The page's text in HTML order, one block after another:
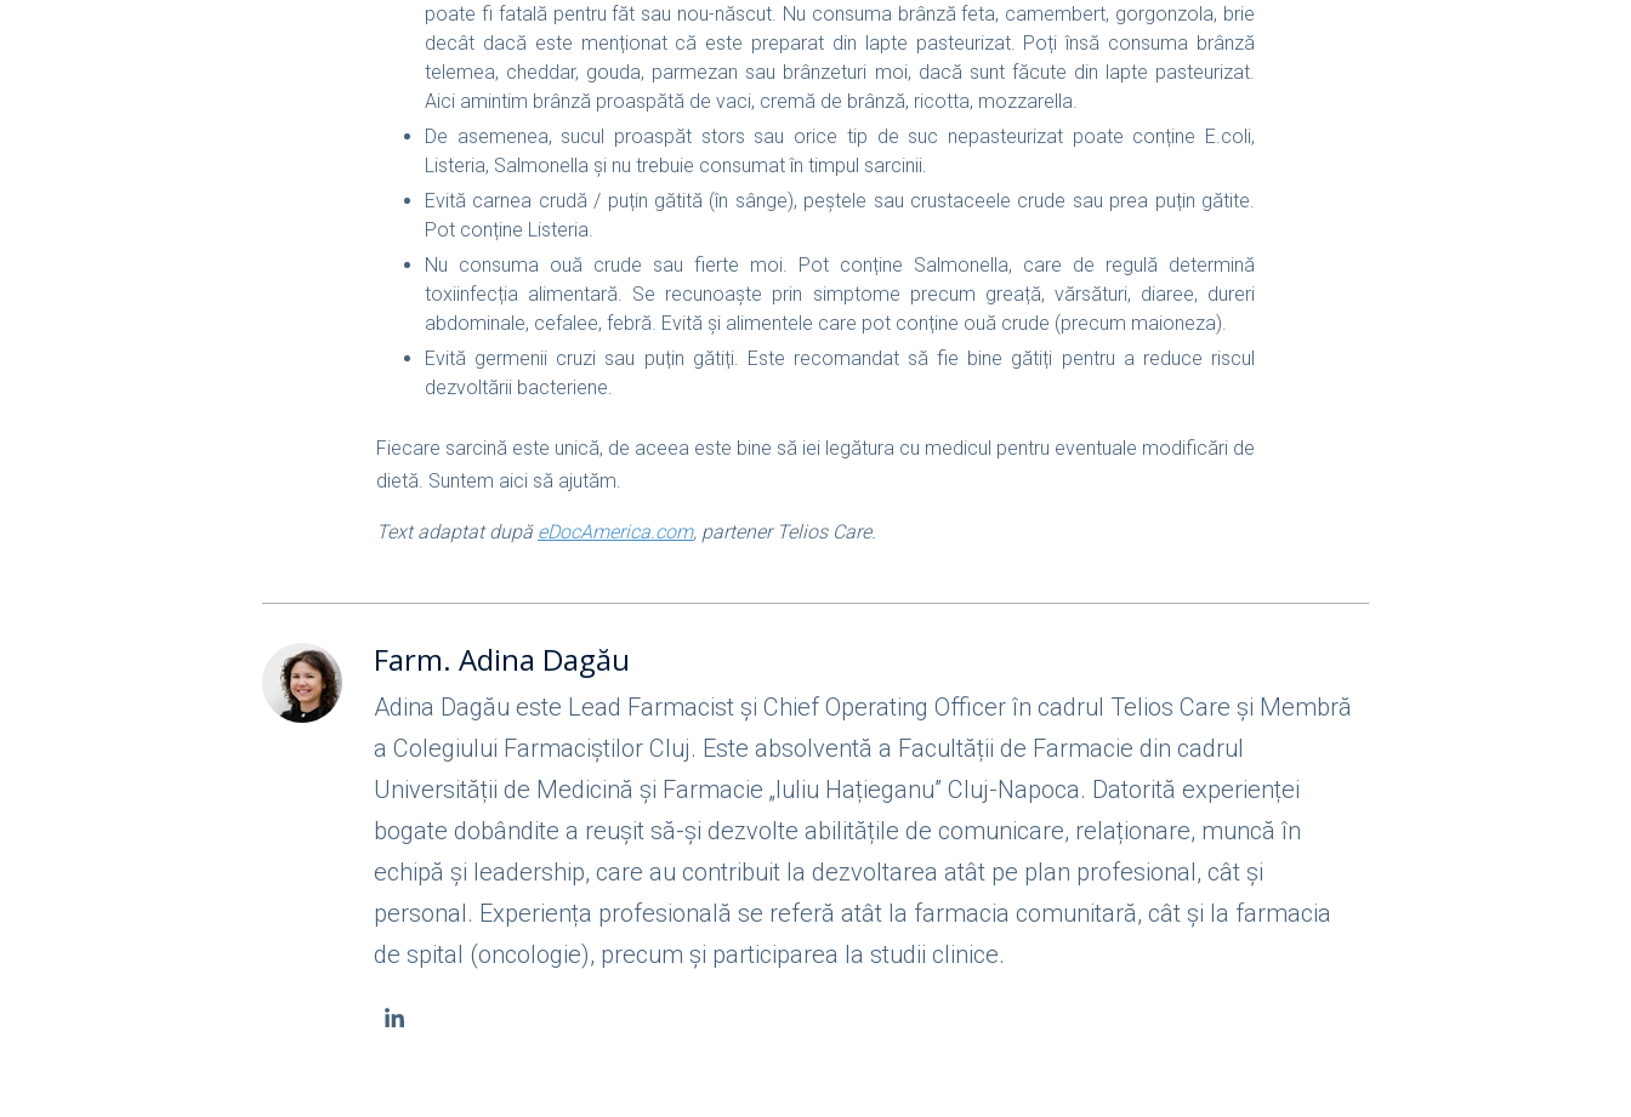
poate fi fatală pentru făt sau nou-născut. Nu consuma brânză feta, camembert, gorgonzola, brie
decât dacă este menționat că este preparat din lapte pasteurizat. Poți însă consuma brânză
telemea, cheddar, gouda, parmezan sau brânzeturi moi, dacă sunt făcute din lapte pasteurizat.
Aici amintim brânză proaspătă de vaci, cremă de brânză, ricotta, mozzarella.
De asemenea, sucul proaspăt stors sau orice tip de suc nepasteurizat poate conține E.coli,
Listeria, Salmonella și nu trebuie consumat în timpul sarcinii.
Evită carnea crudă / puțin gătită (în sânge), peștele sau crustaceele crude sau prea puțin gătite.
Pot conține Listeria.
Nu consuma ouă crude sau fierte moi. Pot conține Salmonella, care de regulă determină
toxiinfecția alimentară. Se recunoaște prin simptome precum greață, vărsături, diaree, dureri
abdominale, cefalee, febră. Evită și alimentele care pot conține ouă crude (precum maioneza).
Evită germenii cruzi sau puțin gătiți. Este recomandat să fie bine gătiți pentru a reduce riscul
dezvoltării bacteriene.
Fiecare sarcină este unică, de aceea este bine să iei legătura cu medicul pentru eventuale modificări de
dietă. Suntem aici să ajutăm.
Text adaptat după eDocAmerica.com, partener Telios Care.
Farm. Adina Dagău
Adina Dagău este Lead Farmacist și Chief Operating Officer în cadrul Telios Care și Membră
a Colegiului Farmaciștilor Cluj. Este absolventă a Facultății de Farmacie din cadrul
Universității de Medicină și Farmacie „Iuliu Hațieganu” Cluj-Napoca. Datorită experienței
bogate dobândite a reușit să-și dezvolte abilitățile de comunicare, relaționare, muncă în
echipă și leadership, care au contribuit la dezvoltarea atât pe plan profesional, cât și
personal. Experiența profesională se referă atât la farmacia comunitară, cât și la farmacia
de spital (oncologie), precum și participarea la studii clinice.